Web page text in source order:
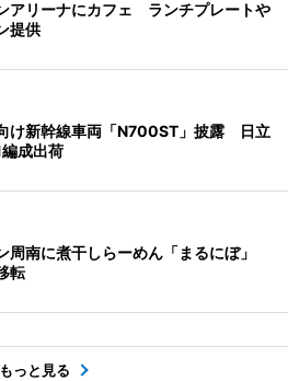
アリーナにカフェ ランチプレートや
提供
け新幹線車両「N700ST」披露 日立
成出荷
周南に煮干しらーめん「まるにぼ」
転
もっと見る